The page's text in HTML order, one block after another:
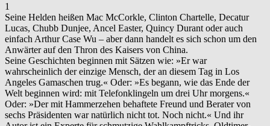
1
Seine Helden heißen Mac McCorkle, Clinton Chartelle, Decatur
Lucas, Chubb Dunjee, Ancel Easter, Quincy Durant oder auch
einfach Arthur Case Wu – aber dann handelt es sich schon um den
Anwärter auf den Thron des Kaisers von China.
Seine Geschichten beginnen mit Sätzen wie: »Er war
wahrscheinlich der einzige Mensch, der an diesem Tag in Los
Angeles Gamaschen trug.« Oder: »Es begann, wie das Ende der
Welt beginnen wird: mit Telefonklingeln um drei Uhr morgens.«
Oder: »Der mit Hammerzehen behaftete Freund und Berater von
sechs Präsidenten war natürlich nicht tot. Noch nicht.« Und ihr